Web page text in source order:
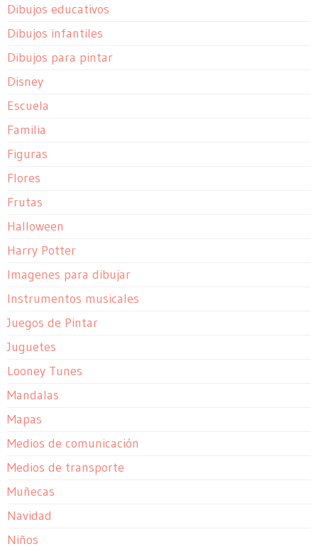
Dibujos educativos
Dibujos infantiles
Dibujos para pintar
Disney
Escuela
Familia
Figuras
Flores
Frutas
Halloween
Harry Potter
Imagenes para dibujar
Instrumentos musicales
Juegos de Pintar
Juguetes
Looney Tunes
Mandalas
Mapas
Medios de comunicación
Medios de transporte
Muñecas
Navidad
Niños